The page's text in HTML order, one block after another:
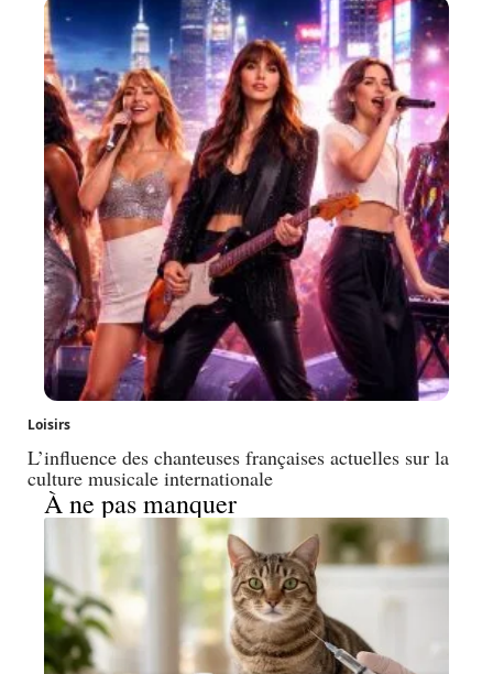
Loisirs
L’influence des chanteuses françaises actuelles sur la
culture musicale internationale
À ne pas manquer